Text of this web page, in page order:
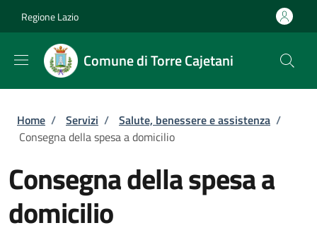
Regione Lazio
Comune di Torre Cajetani
Briciole di pane
Home / Servizi / Salute, benessere e assistenza /
Consegna della spesa a domicilio
Consegna della spesa a
domicilio